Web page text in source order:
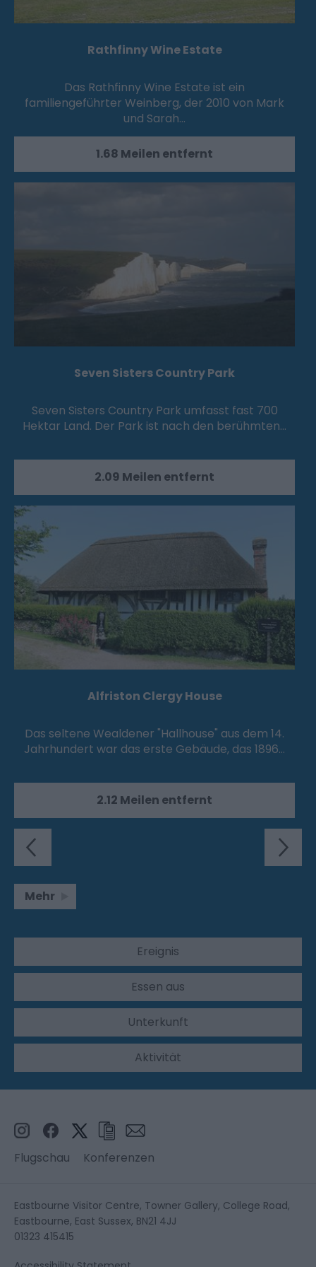
Rathfinny Wine Estate
Das Rathfinny Wine Estate ist ein
familiengeführter Weinberg, der 2010 von Mark
und Sarah…
1.68 Meilen entfernt
Seven Sisters Country Park
Seven Sisters Country Park umfasst fast 700
Hektar Land. Der Park ist nach den berühmten…
2.09 Meilen entfernt
Alfriston Clergy House
Das seltene Wealdener "Hallhouse" aus dem 14.
Jahrhundert war das erste Gebäude, das 1896…
2.12 Meilen entfernt
Mehr
Ereignis
Essen aus
Unterkunft
Aktivität
Flugschau Konferenzen
Eastbourne Visitor Centre, Towner Gallery, College Road,
Eastbourne, East Sussex, BN21 4JJ
01323 415415